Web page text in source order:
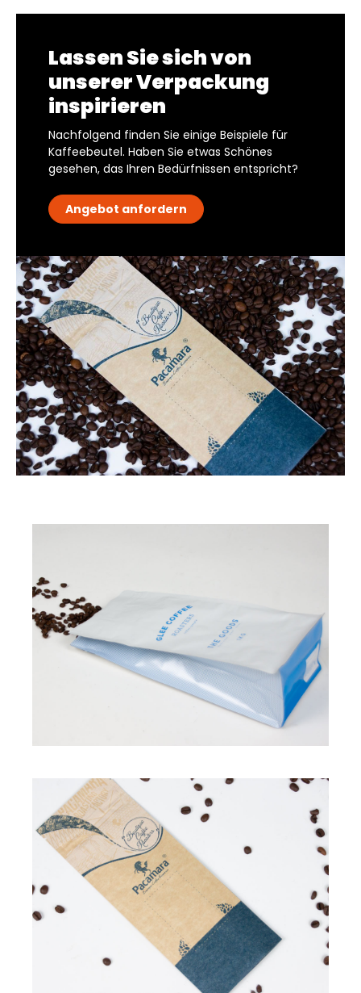
Lassen Sie sich von
unserer Verpackung
inspirieren
Nachfolgend finden Sie einige Beispiele für
Kaffeebeutel. Haben Sie etwas Schönes
gesehen, das Ihren Bedürfnissen entspricht?
Angebot anfordern